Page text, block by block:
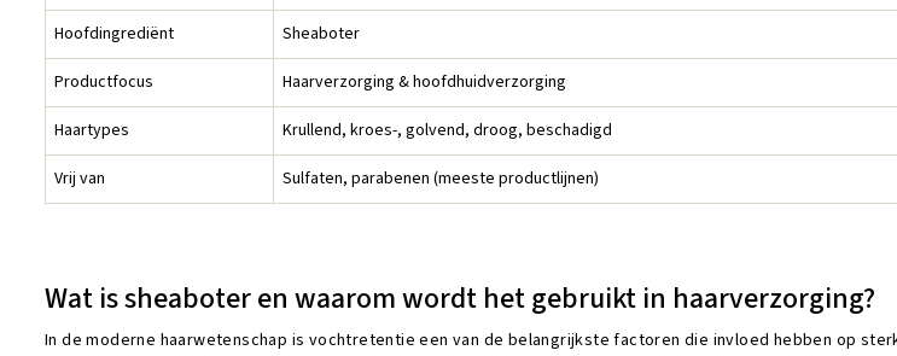
Hoofdingrediënt
Sheaboter
Productfocus
Haarverzorging & hoofdhuidverzorging
Haartypes
Krullend, kroes-, golvend, droog, beschadigd
Vrij van
Sulfaten, parabenen (meeste productlijnen)
Wat is sheaboter en waarom wordt het gebruikt in haarverzorging?
In de moderne haarwetenschap is vochtretentie een van de belangrijkste factoren die invloed hebben op